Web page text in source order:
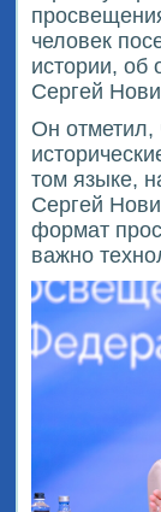
человек
истории, об
Сергей
Он отметил,
том языке,
Сергей
формат
важно